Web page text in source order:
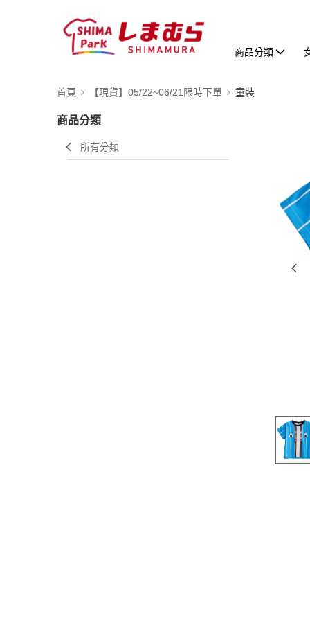
商品分類
首頁 【現貨】05/22~06/21限時下單 童裝
商品分類
所有分類